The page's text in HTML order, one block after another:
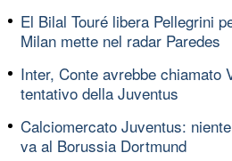
El Bilal Touré libera Pellegrini
Milan mette nel radar Paredes
Inter, Conte avrebbe chiamato
tentativo della Juventus
Calciomercato Juventus:
va al Borussia Dortmund